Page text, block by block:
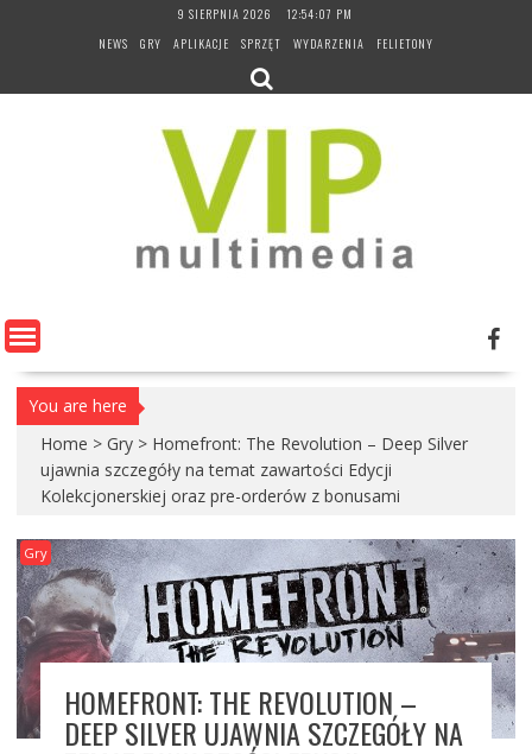
9 SIERPNIA 2026
12:54:08 PM
NEWS
GRY APLIKACJE SPRZĘT WYDARZENIA FELIETONY
You are here
Home > Gry > Homefront: The Revolution – Deep Silver
ujawnia szczegóły na temat zawartości Edycji
Kolekcjonerskiej oraz pre-orderów z bonusami
Gry
HOMEFRONT: THE REVOLUTION –
DEEP SILVER UJAWNIA SZCZEGÓŁY NA